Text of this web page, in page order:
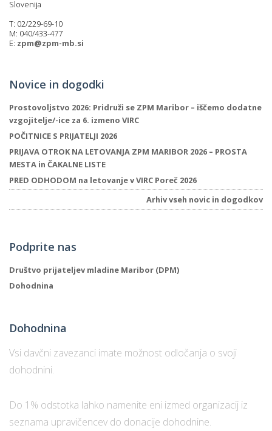
Slovenija
T: 02/229-69-10
M: 040/433-477
E: zpm@zpm-mb.si
Novice in dogodki
Prostovoljstvo 2026: Pridruži se ZPM Maribor – iščemo dodatne
vzgojitelje/-ice za 6. izmeno VIRC
POČITNICE S PRIJATELJI 2026
PRIJAVA OTROK NA LETOVANJA ZPM MARIBOR 2026 – PROSTA
MESTA in ČAKALNE LISTE
PRED ODHODOM na letovanje v VIRC Poreč 2026
Arhiv vseh novic in dogodkov
Podprite nas
Društvo prijateljev mladine Maribor (DPM)
Dohodnina
Dohodnina
Vsi davčni zavezanci imate možnost odločanja o svoji
dohodnini.
Do 1% odstotka lahko namenite eni izmed organizacij iz
seznama upravičencev do donacije dohodnine.